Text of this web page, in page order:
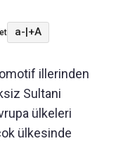
a-|+A
illerinden
Sultani
ülkeleri
ülkesinde